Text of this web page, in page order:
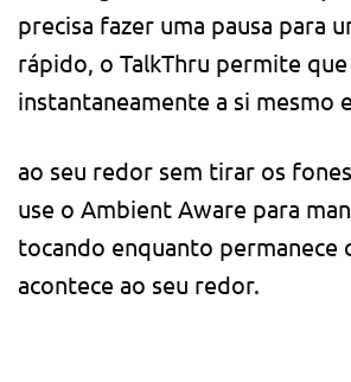
precisa fazer uma pausa para
rápido, o TalkThru permite que
instantaneamente a si mesmo
ao seu redor sem tirar os
use o Ambient Aware para
tocando enquanto permanece
acontece ao seu redor.